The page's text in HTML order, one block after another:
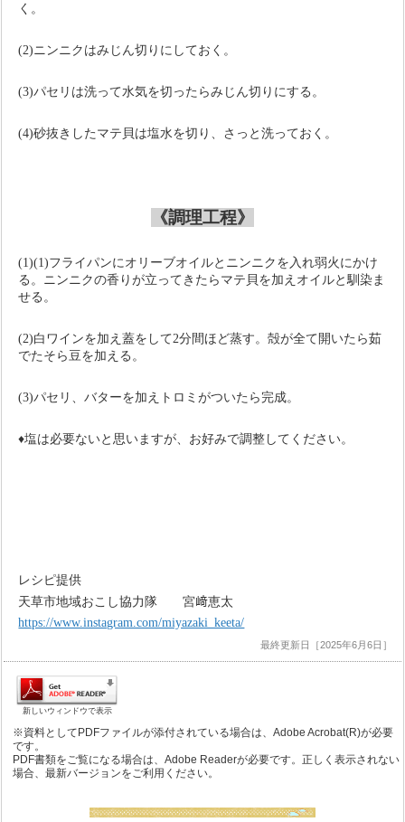
く。
(2)ニンニクはみじん切りにしておく。
(3)パセリは洗って水気を切ったらみじん切りにする。
(4)砂抜きしたマテ貝は塩水を切り、さっと洗っておく。
《調理工程》
(1)(1)フライパンにオリーブオイルとニンニクを入れ弱火にかけ
る。ニンニクの香りが立ってきたらマテ貝を加えオイルと馴染ま
せる。
(2)白ワインを加え蓋をして2分間ほど蒸す。殻が全て開いたら茹
でたそら豆を加える。
(3)パセリ、バターを加えトロミがついたら完成。
♦塩は必要ないと思いますが、お好みで調整してください。
レシピ提供
天草市地域おこし協力隊 宮﨑恵太
https://www.instagram.com/miyazaki_keeta/
最終更新日［2025年6月6日］
新しいウィンドウで表示
※資料としてPDFファイルが添付されている場合は、Adobe Acrobat(R)が必要
です。
PDF書類をご覧になる場合は、Adobe Readerが必要です。正しく表示されない
場合、最新バージョンをご利用ください。